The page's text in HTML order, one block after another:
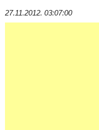
27.11.2012. 03:07:00